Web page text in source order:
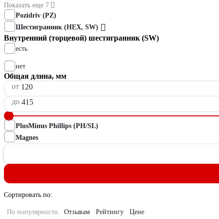
Показать еще 7
Pozidriv (PZ)
Шестигранник (HEX, SW)
Внутренний (торцевой) шестигранник (SW)
есть
нет
Общая длина, мм
от
до
PlusMinus Phillips (PH/SL)
Magnes
Сортировать по:
По популярности Отзывам Рейтингу Цене